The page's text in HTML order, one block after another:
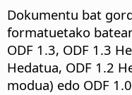
Dokumentu bat
formatuetako
ODF 1.3, ODF 1.3
Hedatua, ODF 1.2
modua) edo ODF